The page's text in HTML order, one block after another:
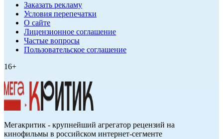
Заказать рекламу
Условия перепечатки
О сайте
Лицензионное соглашение
Частые вопросы
Пользовательское соглашение
16+
Мегакритик - крупнейший агрегатор рецензий на
кинофильмы в российском интернет-сегменте